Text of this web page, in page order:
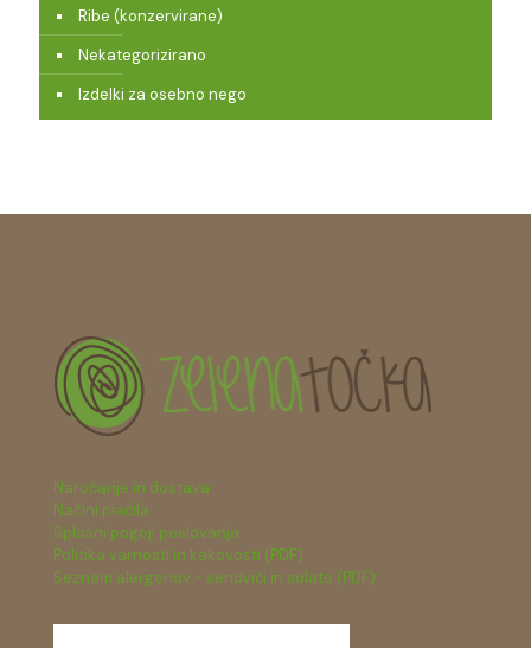
Ribe (konzervirane)
Nekategorizirano
Izdelki za osebno nego
Naročanje in dostava
Načini plačila
Splošni pogoji poslovanja
Politika varnosti in kakovosti (PDF)
Seznam alergenov - sendviči in solate (PDF)